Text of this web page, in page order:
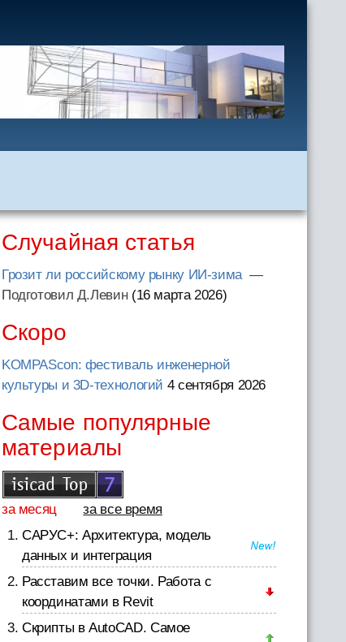
Случайная статья
Грозит ли российскому рынку ИИ-зима —
Подготовил Д.Левин (16 марта 2026)
Скоро
KOMPAScon: фестиваль инженерной
культуры и 3D-технологий 4 сентября 2026
Самые популярные
материалы
за месяц
за все время
САРУС+: Архитектура, модель
данных и интеграция
Расставим все точки. Работа с
координатами в Revit
Скрипты в AutoCAD. Самое